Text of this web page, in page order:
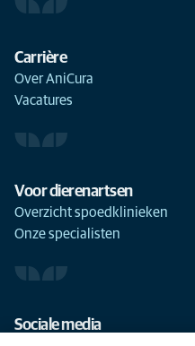
Carrière
Over AniCura
Vacatures
Voor dierenartsen
Overzicht spoedklinieken
Onze specialisten
Sociale media